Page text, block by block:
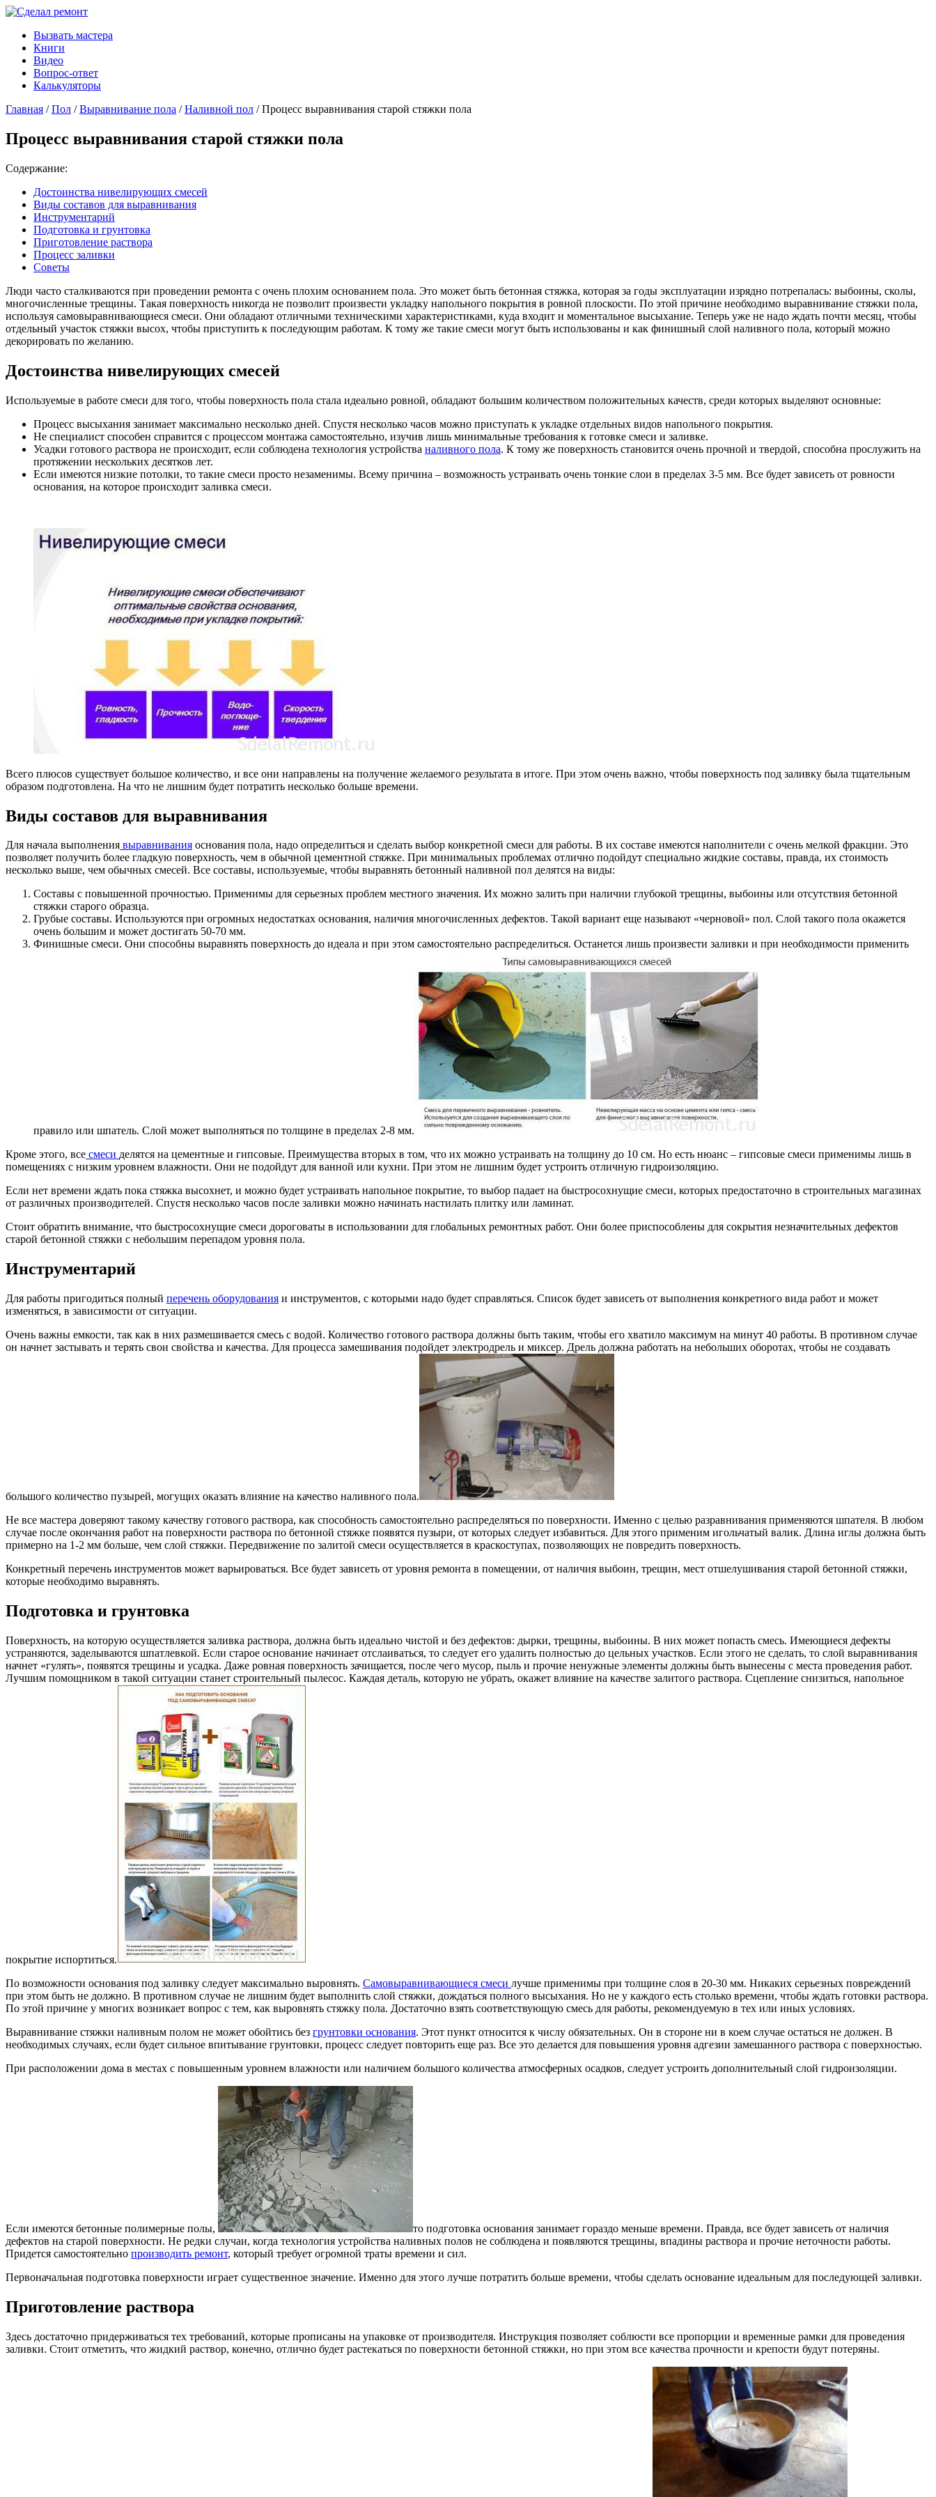
Вызвать мастера
Книги
Видео
Вопрос-ответ
Калькуляторы
Главная /Пол /Выравнивание пола /Наливной пол / Процесс выравнивания старой стяжки пола
Процесс выравнивания старой стяжки пола
Содержание:
Достоинства нивелирующих смесей
Виды составов для выравнивания
Инструментарий
Подготовка и грунтовка
Приготовление раствора
Процесс заливки
Советы
Люди часто сталкиваются при проведении ремонта с очень плохим основанием пола. Это может быть бетонная стяжка, которая за годы эксплуатации изрядно потрепалась: выбоины, сколы,
многочисленные трещины. Такая поверхность никогда не позволит произвести укладку напольного покрытия в ровной плоскости. По этой причине необходимо выравнивание стяжки пола,
используя самовыравнивающиеся смеси. Они обладают отличными техническими характеристиками, куда входит и моментальное высыхание. Теперь уже не надо ждать почти месяц, чтобы
отдельный участок стяжки высох, чтобы приступить к последующим работам. К тому же такие смеси могут быть использованы и как финишный слой наливного пола, который можно
декорировать по желанию.
Достоинства нивелирующих смесей
Используемые в работе смеси для того, чтобы поверхность пола стала идеально ровной, обладают большим количеством положительных качеств, среди которых выделяют основные:
Процесс высыхания занимает максимально несколько дней. Спустя несколько часов можно приступать к укладке отдельных видов напольного покрытия.
Не специалист способен справится с процессом монтажа самостоятельно, изучив лишь минимальные требования к готовке смеси и заливке.
Усадки готового раствора не происходит, если соблюдена технология устройства наливного пола. К тому же поверхность становится очень прочной и твердой, способна прослужить на
протяжении нескольких десятков лет.
Если имеются низкие потолки, то такие смеси просто незаменимы. Всему причина – возможность устраивать очень тонкие слои в пределах 3-5 мм. Все будет зависеть от ровности
основания, на которое происходит заливка смеси.
Всего плюсов существует большое количество, и все они направлены на получение желаемого результата в итоге. При этом очень важно, чтобы поверхность под заливку была тщательным
образом подготовлена. На что не лишним будет потратить несколько больше времени.
Виды составов для выравнивания
Для начала выполнения выравнивания основания пола, надо определиться и сделать выбор конкретной смеси для работы. В их составе имеются наполнители с очень мелкой фракции. Это
позволяет получить более гладкую поверхность, чем в обычной цементной стяжке. При минимальных проблемах отлично подойдут специально жидкие составы, правда, их стоимость
несколько выше, чем обычных смесей. Все составы, используемые, чтобы выравнять бетонный наливной пол делятся на виды:
Составы с повышенной прочностью. Применимы для серьезных проблем местного значения. Их можно залить при наличии глубокой трещины, выбоины или отсутствия бетонной
стяжки старого образца.
Грубые составы. Используются при огромных недостатках основания, наличия многочисленных дефектов. Такой вариант еще называют «черновой» пол. Слой такого пола окажется
очень большим и может достигать 50-70 мм.
Финишные смеси. Они способны выравнять поверхность до идеала и при этом самостоятельно распределиться. Останется лишь произвести заливки и при необходимости применить
правило или шпатель. Слой может выполняться по толщине в пределах 2-8 мм.
Кроме этого, все смеси делятся на цементные и гипсовые. Преимущества вторых в том, что их можно устраивать на толщину до 10 см. Но есть нюанс – гипсовые смеси применимы лишь в
помещениях с низким уровнем влажности. Они не подойдут для ванной или кухни. При этом не лишним будет устроить отличную гидроизоляцию.
Если нет времени ждать пока стяжка высохнет, и можно будет устраивать напольное покрытие, то выбор падает на быстросохнущие смеси, которых предостаточно в строительных магазинах
от различных производителей. Спустя несколько часов после заливки можно начинать настилать плитку или ламинат.
Стоит обратить внимание, что быстросохнущие смеси дороговаты в использовании для глобальных ремонтных работ. Они более приспособлены для сокрытия незначительных дефектов
старой бетонной стяжки с небольшим перепадом уровня пола.
Инструментарий
Для работы пригодиться полный перечень оборудования и инструментов, с которыми надо будет справляться. Список будет зависеть от выполнения конкретного вида работ и может
изменяться, в зависимости от ситуации.
Очень важны емкости, так как в них размешивается смесь с водой. Количество готового раствора должны быть таким, чтобы его хватило максимум на минут 40 работы. В противном случае
он начнет застывать и терять свои свойства и качества. Для процесса замешивания подойдет электродрель и миксер. Дрель должна работать на небольших оборотах, чтобы не создавать
большого количество пузырей, могущих оказать влияние на качество наливного пола.
Не все мастера доверяют такому качеству готового раствора, как способность самостоятельно распределяться по поверхности. Именно с целью разравнивания применяются шпателя. В любом
случае после окончания работ на поверхности раствора по бетонной стяжке появятся пузыри, от которых следует избавиться. Для этого применим игольчатый валик. Длина иглы должна быть
примерно на 1-2 мм больше, чем слой стяжки. Передвижение по залитой смеси осуществляется в краскоступах, позволяющих не повредить поверхность.
Конкретный перечень инструментов может варьироваться. Все будет зависеть от уровня ремонта в помещении, от наличия выбоин, трещин, мест отшелушивания старой бетонной стяжки,
которые необходимо выравнять.
Подготовка и грунтовка
Поверхность, на которую осуществляется заливка раствора, должна быть идеально чистой и без дефектов: дырки, трещины, выбоины. В них может попасть смесь. Имеющиеся дефекты
устраняются, заделываются шпатлевкой. Если старое основание начинает отслаиваться, то следует его удалить полностью до цельных участков. Если этого не сделать, то слой выравнивания
начнет «гулять», появятся трещины и усадка. Даже ровная поверхность зачищается, после чего мусор, пыль и прочие ненужные элементы должны быть вынесены с места проведения работ.
Лучшим помощником в такой ситуации станет строительный пылесос. Каждая деталь, которую не убрать, окажет влияние на качестве залитого раствора. Сцепление снизиться, напольное
покрытие испортиться.
По возможности основания под заливку следует максимально выровнять. Самовыравнивающиеся смеси лучше применимы при толщине слоя в 20-30 мм. Никаких серьезных повреждений
при этом быть не должно. В противном случае не лишним будет выполнить слой стяжки, дождаться полного высыхания. Но не у каждого есть столько времени, чтобы ждать готовки раствора.
По этой причине у многих возникает вопрос с тем, как выровнять стяжку пола. Достаточно взять соответствующую смесь для работы, рекомендуемую в тех или иных условиях.
Выравнивание стяжки наливным полом не может обойтись без грунтовки основания. Этот пункт относится к числу обязательных. Он в стороне ни в коем случае остаться не должен. В
необходимых случаях, если будет сильное впитывание грунтовки, процесс следует повторить еще раз. Все это делается для повышения уровня адгезии замешанного раствора с поверхностью.
При расположении дома в местах с повышенным уровнем влажности или наличием большого количества атмосферных осадков, следует устроить дополнительный слой гидроизоляции.
Если имеются бетонные полимерные полы,
то подготовка основания занимает гораздо меньше времени. Правда, все будет зависеть от наличия
дефектов на старой поверхности. Не редки случаи, когда технология устройства наливных полов не соблюдена и появляются трещины, впадины раствора и прочие неточности работы.
Придется самостоятельно производить ремонт, который требует огромной траты времени и сил.
Первоначальная подготовка поверхности играет существенное значение. Именно для этого лучше потратить больше времени, чтобы сделать основание идеальным для последующей заливки.
Приготовление раствора
Здесь достаточно придерживаться тех требований, которые прописаны на упаковке от производителя. Инструкция позволяет соблюсти все пропорции и временные рамки для проведения
заливки. Стоит отметить, что жидкий раствор, конечно, отлично будет растекаться по поверхности бетонной стяжки, но при этом все качества прочности и крепости будут потеряны.